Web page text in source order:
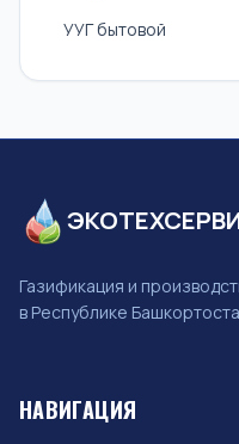
УУГ бытовой
Газификация и
в Республике
НАВИГАЦИЯ